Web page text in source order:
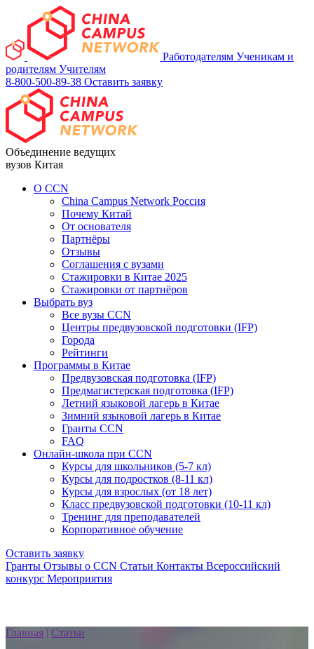
Работодателям Ученикам и
родителям Учителям
8-800-500-89-38 Оставить заявку
Объединение ведущих
вузов Китая
О ССN
China Campus Network Россия
Почему Китай
От основателя
Партнёры
Отзывы
Соглашения с вузами
Стажировки в Китае 2025
Стажировки от партнёров
Выбрать вуз
Все вузы CCN
Центры предвузовской подготовки (IFP)
Города
Рейтинги
Программы в Китае
Предвузовская подготовка (IFP)
Предмагистерская подготовка (IFP)
Летний языковой лагерь в Китае
Зимний языковой лагерь в Китае
Гранты CCN
FAQ
Онлайн-школа при CCN
Курсы для школьников (5-7 кл)
Курсы для подростков (8-11 кл)
Курсы для взрослых (от 18 лет)
Класс предвузовской подготовки (10-11 кл)
Тренинг для преподавателей
Корпоративное обучение
Оставить заявку
Гранты Отзывы о CCN Статьи Контакты Всероссийский
конкурс Мероприятия
Главная | Статьи